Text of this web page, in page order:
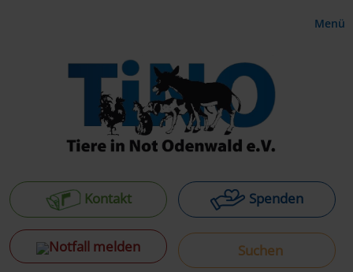
Menü
Kontakt Spenden
Notfall melden